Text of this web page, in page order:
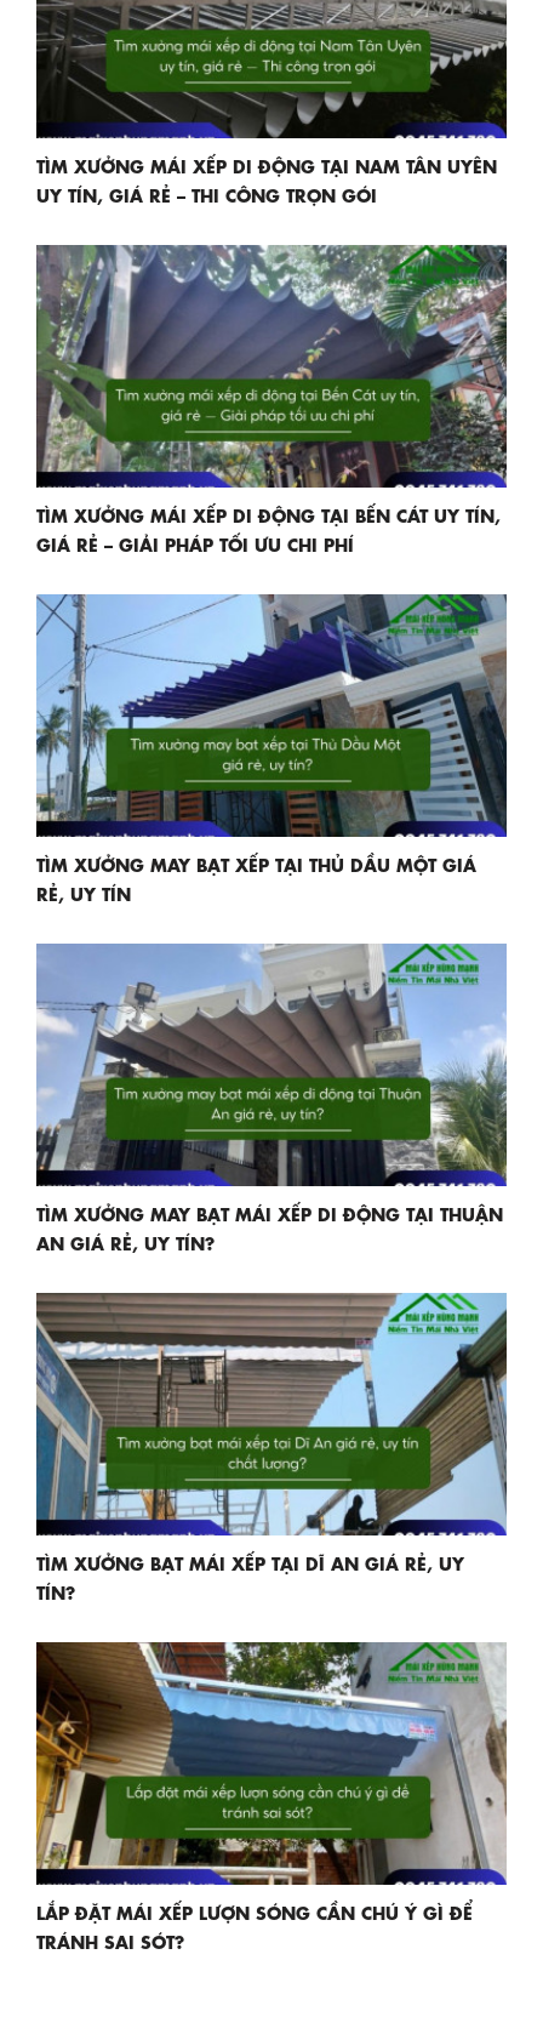
TÌM XƯỞNG MÁI XẾP DI ĐỘNG TẠI NAM TÂN UYÊN
UY TÍN, GIÁ RẺ – THI CÔNG TRỌN GÓI
TÌM XƯỞNG MÁI XẾP DI ĐỘNG TẠI BẾN CÁT UY TÍN,
GIÁ RẺ – GIẢI PHÁP TỐI ƯU CHI PHÍ
TÌM XƯỞNG MAY BẠT XẾP TẠI THỦ DẦU MỘT GIÁ
RẺ, UY TÍN
TÌM XƯỞNG MAY BẠT MÁI XẾP DI ĐỘNG TẠI THUẬN
AN GIÁ RẺ, UY TÍN?
TÌM XƯỞNG BẠT MÁI XẾP TẠI DĨ AN GIÁ RẺ, UY
TÍN?
LẮP ĐẶT MÁI XẾP LƯỢN SÓNG CẦN CHÚ Ý GÌ ĐỂ
TRÁNH SAI SÓT?